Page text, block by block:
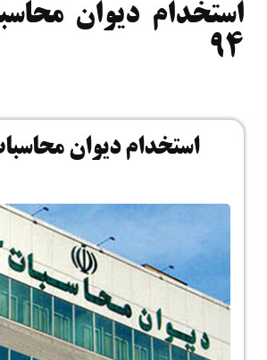
استخدام دیوان
94
استخدام دیوان